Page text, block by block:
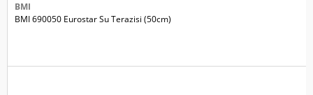
BMI
BMI 690050 Eurostar Su Terazisi (50cm)